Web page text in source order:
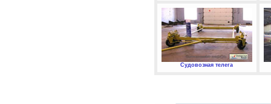
Судовозная телега